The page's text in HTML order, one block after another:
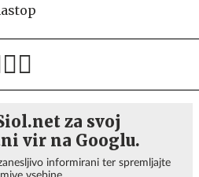
za svoj
vir na Googlu.
informirani ter spremljajte